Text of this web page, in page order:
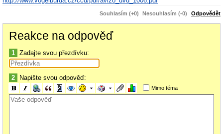
Souhlasím (+0) Nesouhlasím (-0) Odpovědět
Reakce na odpověď
1 Zadajte svou přezdívku:
2 Napište svou odpověď:
Mimo téma